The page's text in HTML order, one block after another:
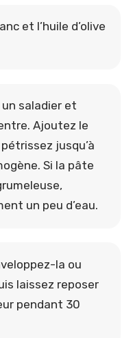
et l’huile d’olive
saladier et
Ajoutez le
jusqu’à
Si la pâte
un peu d’eau.
la ou
laissez reposer
pendant 30